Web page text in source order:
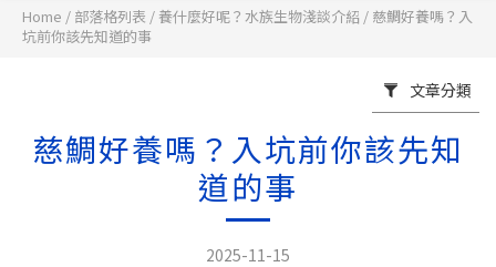
Home / 部落格列表 / 養什麼好呢？水族生物淺談介紹 / 慈鯛好養嗎？入
坑前你該先知道的事
文章分類
慈鯛好養嗎？入坑前你該先知
道的事
2025-11-15